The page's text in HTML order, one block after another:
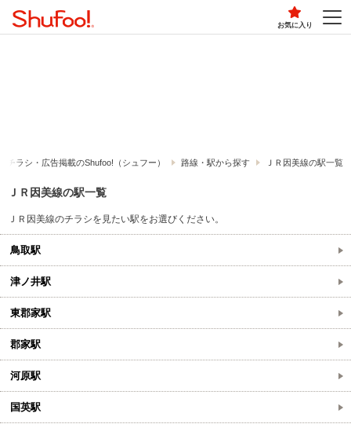
お気に入り
チラシ・​広告掲載の​Shufoo!​（シュフー） 路線・駅から探す ＪＲ因美線の駅一覧
ＪＲ因美線の駅一覧
ＪＲ因美線のチラシを見たい駅をお選びください。
鳥取駅
津ノ井駅
東郡家駅
郡家駅
河原駅
国英駅